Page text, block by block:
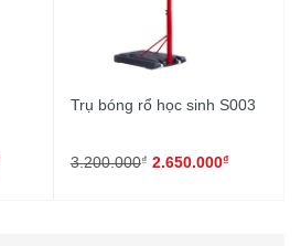
Trụ bóng rổ học sinh S003
3.200.000₫ 2.650.000₫